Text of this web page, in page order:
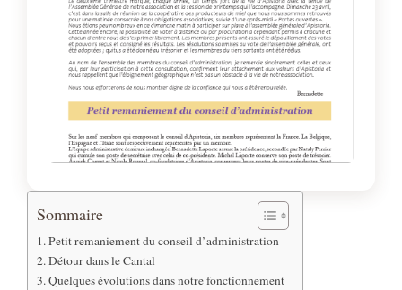
Sommaire
Petit remaniement du conseil d’administration
Détour dans le Cantal
Quelques évolutions dans notre fonctionnement